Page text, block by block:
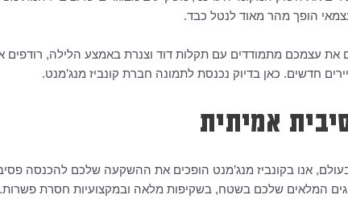
הופך מהר מאוד לנטל כבד.
את עצמכם מתמודדים עם תקלות דוד וצנרת באמצע הלילה,
חדשים. כאן בדיוק נכנסת לתמונה חברת קונביז מנג’מנט.
אמיתית
אנו בקונביז מנג’מנט הופכים את ההשקעה שלכם להכנסה
המלאים שלכם בשטח, בשקיפות מלאה ובמקצועיות חסרת פשרות.